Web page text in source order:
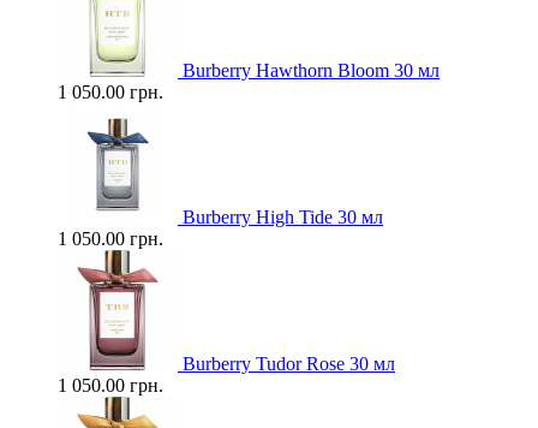
Burberry Hawthorn Bloom 30 мл
1 050.00 грн.
Burberry High Tide 30 мл
1 050.00 грн.
Burberry Tudor Rose 30 мл
1 050.00 грн.